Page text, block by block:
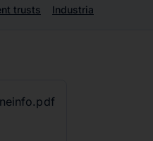
trusts Industria